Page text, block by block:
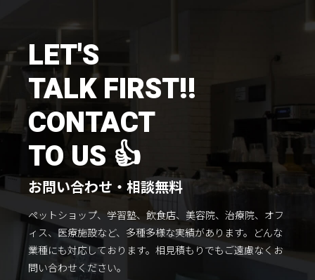
LET'S
TALK FIRST!!
CONTACT
TO US 👍
お問い合わせ・相談無料
ペットショップ、学習塾、飲食店、美容院、治療院、オフ
ィス、医療施設など、多種多様な実績があります。 どんな
業種にも対応しております。 相見積もりでもご遠慮なくお
問い合わせください。